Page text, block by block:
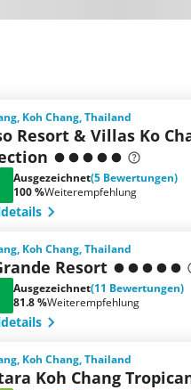
Koh Chang, Thailand
Resort & Villas Ko
Ausgezeichnet(5 Bewertungen)
100 %Weiterempfehlung
Koh Chang, Thailand
Resort
Ausgezeichnet(11 Bewertungen)
81.8 %Weiterempfehlung
Koh Chang, Thailand
Koh Chang